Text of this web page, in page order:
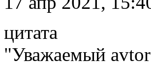
цитата
"Уважаемый